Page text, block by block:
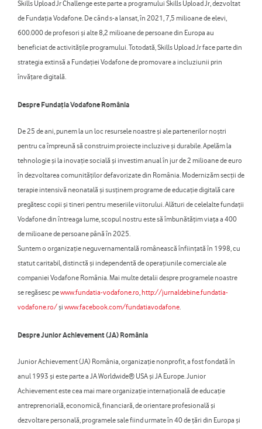
Skills Upload Jr Challenge este parte a programului Skills Upload Jr, dezvoltat
de Fundația Vodafone. De când s-a lansat, în 2021, 7,5 milioane de elevi,
600.000 de profesori și alte 8,2 milioane de persoane din Europa au
beneficiat de activitățile programului. Totodată, Skills Upload Jr face parte din
strategia extinsă a Fundației Vodafone de promovare a incluziunii prin
învățare digitală.
Despre Fundația Vodafone România
De 25 de ani, punem la un loc resursele noastre și ale partenerilor noștri
pentru ca împreună să construim proiecte incluzive și durabile. Apelăm la
tehnologie și la inovație socială și investim anual în jur de 2 milioane de euro
în dezvoltarea comunităților defavorizate din România. Modernizăm secții de
terapie intensivă neonatală și susținem programe de educație digitală care
pregătesc copii și tineri pentru meseriile viitorului. Alături de celelalte fundații
Vodafone din întreaga lume, scopul nostru este să îmbunătățim viața a 400
de milioane de persoane până în 2025.
Suntem o organizație neguvernamentală românească înființată în 1998, cu
statut caritabil, distinctă și independentă de operațiunile comerciale ale
companiei Vodafone România. Mai multe detalii despre programele noastre
se regăsesc pewww.fundatia-vodafone.ro,http://jurnaldebine.fundatia-
vodafone.ro/și www.facebook.com/fundatiavodafone.
Despre Junior Achievement (JA) România
Junior Achievement (JA) România, organizație nonprofit, a fost fondată în
anul 1993 și este parte a JA Worldwide® USA și JA Europe. Junior
Achievement este cea mai mare organizație internațională de educație
antreprenorială, economică, financiară, de orientare profesională și
dezvoltare personală, programele sale fiind urmate în 40 de țări din Europa și